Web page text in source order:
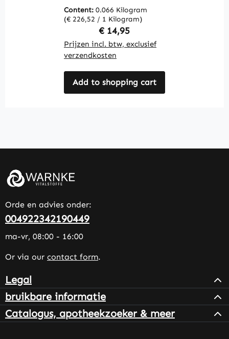
Warnke Vitalstoffe
Content: 0.066 Kilogram
(€ 226,52 / 1 Kilogram)
Regular price:
€ 14,95
Prijzen incl. btw, exclusief
verzendkosten
Add to shopping cart
Orde en advies onder:
004922342190449
ma-vr, 08:00 - 16:00
Or via our contact form.
Legal
bruikbare informatie
Catalogus, apotheekzoeker & meer